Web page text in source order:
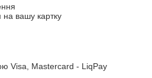
на вашу картку
Visa, Mastercard - LiqPay